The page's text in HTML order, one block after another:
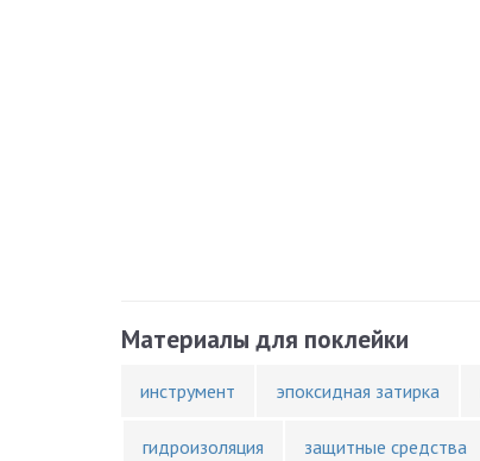
Материалы для поклейки
инструмент эпоксидная затирка
гидроизоляция защитные средства